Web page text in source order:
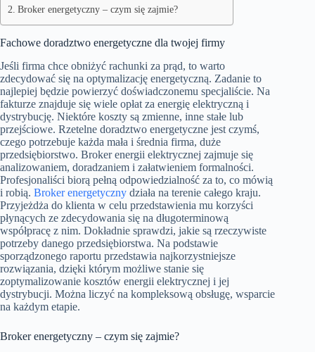
Broker energetyczny – czym się zajmie?
Fachowe doradztwo energetyczne dla twojej firmy
Jeśli firma chce obniżyć rachunki za prąd, to warto
zdecydować się na optymalizację energetyczną. Zadanie to
najlepiej będzie powierzyć doświadczonemu specjaliście. Na
fakturze znajduje się wiele opłat za energię elektryczną i
dystrybucję. Niektóre koszty są zmienne, inne stałe lub
przejściowe. Rzetelne doradztwo energetyczne jest czymś,
czego potrzebuje każda mała i średnia firma, duże
przedsiębiorstwo. Broker energii elektrycznej zajmuje się
analizowaniem, doradzaniem i załatwieniem formalności.
Profesjonaliści biorą pełną odpowiedzialność za to, co mówią
i robią. Broker energetyczny działa na terenie całego kraju.
Przyjeżdża do klienta w celu przedstawienia mu korzyści
płynących ze zdecydowania się na długoterminową
współpracę z nim. Dokładnie sprawdzi, jakie są rzeczywiste
potrzeby danego przedsiębiorstwa. Na podstawie
sporządzonego raportu przedstawia najkorzystniejsze
rozwiązania, dzięki którym możliwe stanie się
zoptymalizowanie kosztów energii elektrycznej i jej
dystrybucji. Można liczyć na kompleksową obsługę, wsparcie
na każdym etapie.
Broker energetyczny – czym się zajmie?